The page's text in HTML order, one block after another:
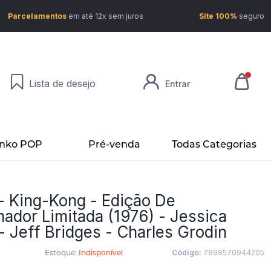
Parcelamentos em até 12x sem juros Site 100% seguro
Lista de desejo Entrar
POP Pré-venda Todas Categorias
King-Kong - Edição De
Limitada (1976) - Jessica
Jeff Bridges - Charles Grodin
Estoque: Indisponível Código: 7898570944205